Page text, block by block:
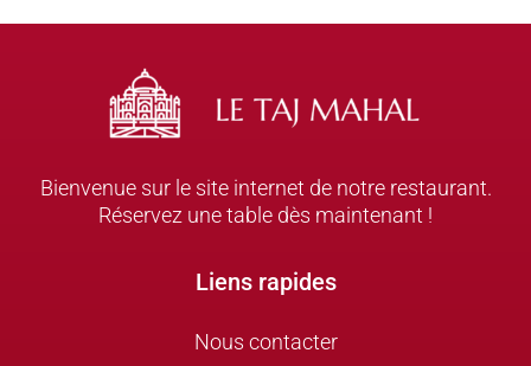
Bienvenue sur le site internet de notre restaurant.
Réservez une table dès maintenant !
Liens rapides
Nous contacter